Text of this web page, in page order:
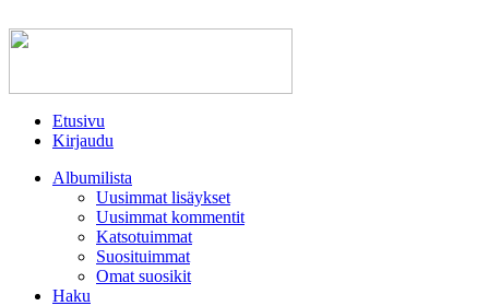
Etusivu
Kirjaudu
Albumilista
Uusimmat lisäykset
Uusimmat kommentit
Katsotuimmat
Suosituimmat
Omat suosikit
Haku